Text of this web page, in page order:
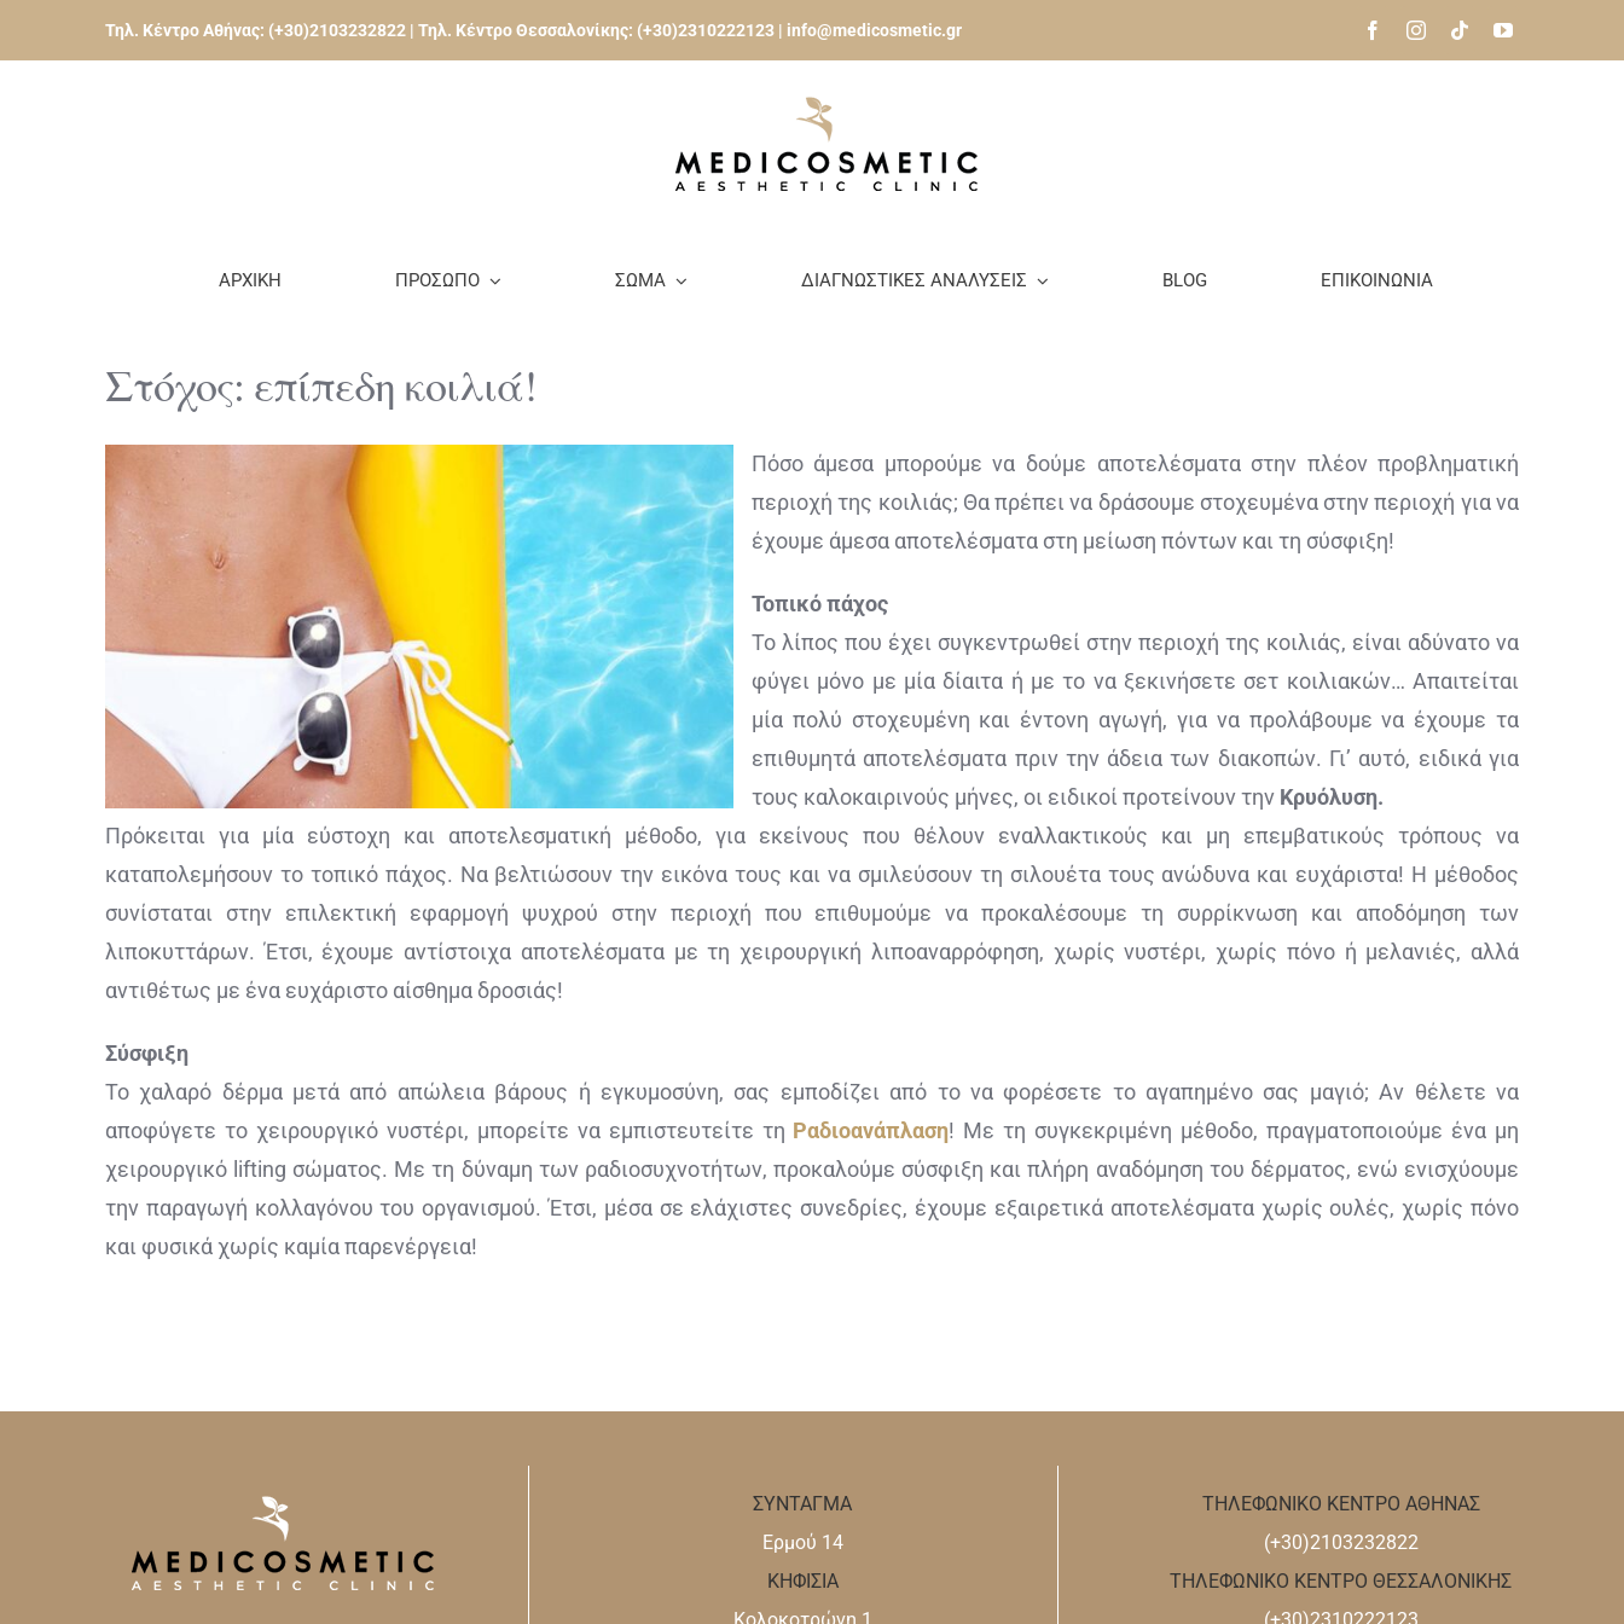
to
Τηλ. Κέντρο Αθήνας: (+30)2103232822| Τηλ. Κέντρο Θεσσαλονίκης: (+30)2310222123| info@medicosmetic.gr
ΑΡΧΙΚΗ ΠΡΟΣΩΠΟ ΣΩΜΑ ΔΙΑΓΝΩΣΤΙΚΕΣ ΑΝΑΛΥΣΕΙΣ BLOG ΕΠΙΚΟΙΝΩΝΙΑ
Στόχος: επίπεδη κοιλιά!
Πόσο άμεσα μπορούμε να δούμε αποτελέσματα στην πλέον προβληματική
περιοχή της κοιλιάς; Θα πρέπει να δράσουμε στοχευμένα στην περιοχή για να
έχουμε άμεσα αποτελέσματα στη μείωση πόντων και τη σύσφιξη!
Τοπικό πάχος
Το λίπος που έχει συγκεντρωθεί στην περιοχή της κοιλιάς, είναι αδύνατο να
φύγει μόνο με μία δίαιτα ή με το να ξεκινήσετε σετ κοιλιακών… Απαιτείται
μία πολύ στοχευμένη και έντονη αγωγή, για να προλάβουμε να έχουμε τα
επιθυμητά αποτελέσματα πριν την άδεια των διακοπών. Γι’ αυτό, ειδικά για
τους καλοκαιρινούς μήνες, οι ειδικοί προτείνουν τηνΚρυόλυση.
Πρόκειται για μία εύστοχη και αποτελεσματική μέθοδο, για εκείνους που θέλουν εναλλακτικούς και μη επεμβατικούς τρόπους να
καταπολεμήσουν το τοπικό πάχος. Να βελτιώσουν την εικόνα τους και να σμιλεύσουν τη σιλουέτα τους ανώδυνα και ευχάριστα! Η μέθοδος
συνίσταται στην επιλεκτική εφαρμογή ψυχρού στην περιοχή που επιθυμούμε να προκαλέσουμε τη συρρίκνωση και αποδόμηση των
λιποκυττάρων. Έτσι, έχουμε αντίστοιχα αποτελέσματα με τη χειρουργική λιποαναρρόφηση, χωρίς νυστέρι, χωρίς πόνο ή μελανιές, αλλά
αντιθέτως με ένα ευχάριστο αίσθημα δροσιάς!
Σύσφιξη
Το χαλαρό δέρμα μετά από απώλεια βάρους ή εγκυμοσύνη, σας εμποδίζει από το να φορέσετε το αγαπημένο σας μαγιό; Αν θέλετε να
αποφύγετε το χειρουργικό νυστέρι, μπορείτε να εμπιστευτείτε τη Ραδιοανάπλαση! Με τη συγκεκριμένη μέθοδο, πραγματοποιούμε ένα μη
χειρουργικό lifting σώματος. Με τη δύναμη των ραδιοσυχνοτήτων, προκαλούμε σύσφιξη και πλήρη αναδόμηση του δέρματος, ενώ ενισχύουμε
την παραγωγή κολλαγόνου του οργανισμού. Έτσι, μέσα σε ελάχιστες συνεδρίες, έχουμε εξαιρετικά αποτελέσματα χωρίς ουλές, χωρίς πόνο
και φυσικά χωρίς καμία παρενέργεια!
ΣΥΝΤΑΓΜΑ
Ερμού 14
ΚΗΦΙΣΙΑ
ΤΗΛΕΦΩΝΙΚΟ ΚΕΝΤΡΟ ΑΘΗΝΑΣ
(+30)2103232822
ΤΗΛΕΦΩΝΙΚΟ ΚΕΝΤΡΟ ΘΕΣΣΑΛΟΝΙΚΗΣ